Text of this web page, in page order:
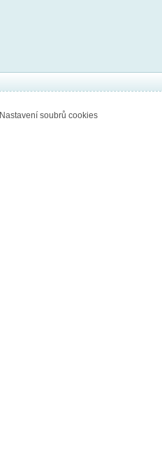
Nastavení soubrů cookies